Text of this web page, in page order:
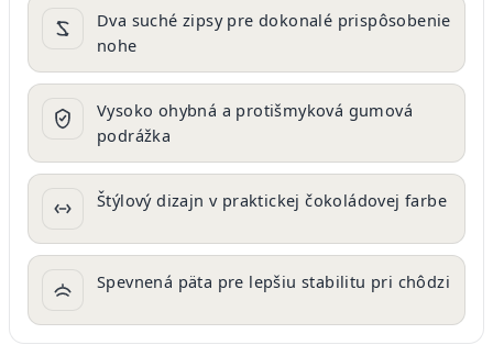
Dva suché zipsy pre dokonalé prispôsobenie
nohe
Vysoko ohybná a protišmyková gumová
podrážka
Štýlový dizajn v praktickej čokoládovej farbe
Spevnená päta pre lepšiu stabilitu pri chôdzi